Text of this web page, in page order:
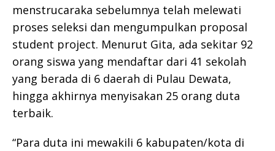
menstrucaraka sebelumnya telah melewati
proses seleksi dan mengumpulkan proposal
student project. Menurut Gita, ada sekitar 92
orang siswa yang mendaftar dari 41 sekolah
yang berada di 6 daerah di Pulau Dewata,
hingga akhirnya menyisakan 25 orang duta
terbaik.
“Para duta ini mewakili 6 kabupaten/kota di